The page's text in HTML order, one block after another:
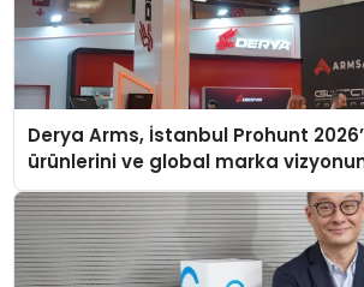
Derya Arms, İstanbul Prohunt
ürünlerini ve global marka